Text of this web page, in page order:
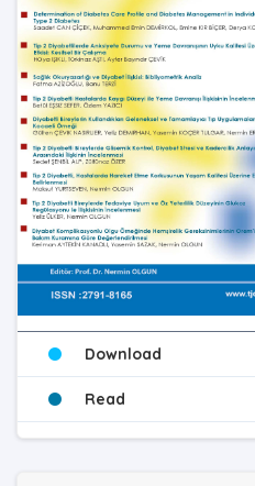
Download
Read